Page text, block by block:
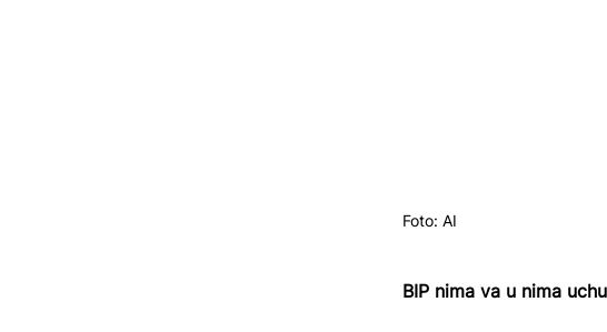
Foto: AI
BIP nima va u nima